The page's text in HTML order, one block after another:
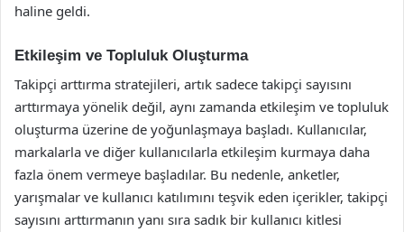
haline geldi.
Etkileşim ve Topluluk Oluşturma
Takipçi arttırma stratejileri, artık sadece takipçi sayısını
arttırmaya yönelik değil, aynı zamanda etkileşim ve topluluk
oluşturma üzerine de yoğunlaşmaya başladı. Kullanıcılar,
markalarla ve diğer kullanıcılarla etkileşim kurmaya daha
fazla önem vermeye başladılar. Bu nedenle, anketler,
yarışmalar ve kullanıcı katılımını teşvik eden içerikler, takipçi
sayısını arttırmanın yanı sıra sadık bir kullanıcı kitlesi